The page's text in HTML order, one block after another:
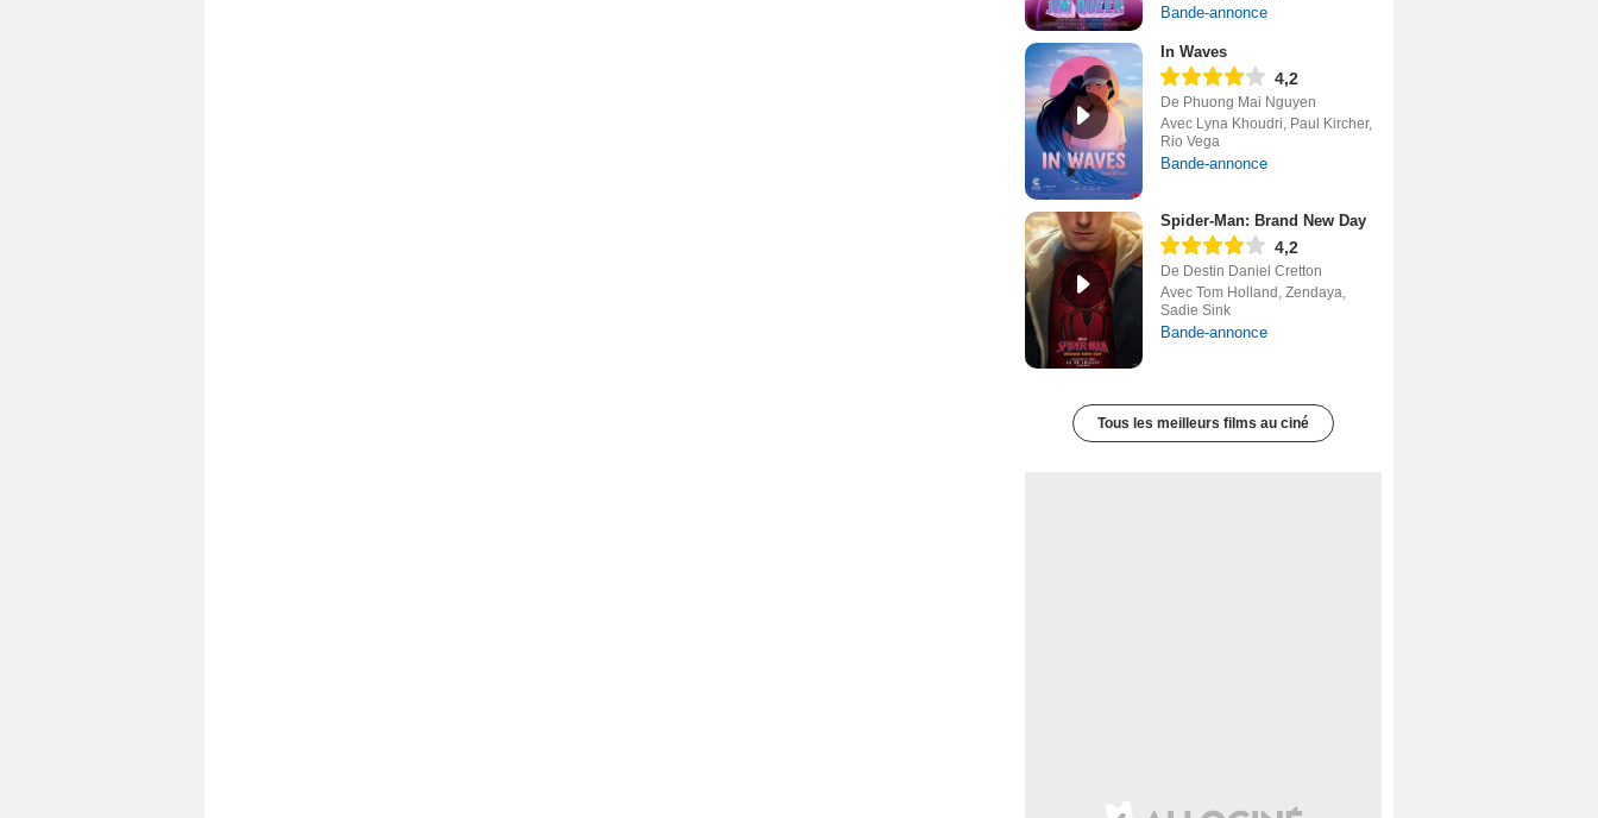
Bande-annonce
In Waves
4,2
De Phuong Mai Nguyen
Avec Lyna Khoudri, Paul Kircher,
Rio Vega
Bande-annonce
Spider-Man: Brand New Day
4,2
De Destin Daniel Cretton
Avec Tom Holland, Zendaya,
Sadie Sink
Bande-annonce
Tous les meilleurs films au ciné